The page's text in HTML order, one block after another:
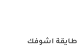
طايقة اشوفك